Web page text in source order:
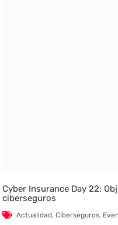
Cyber Insurance Day 22:
ciberseguros
Actualidad,Ciberseguros,